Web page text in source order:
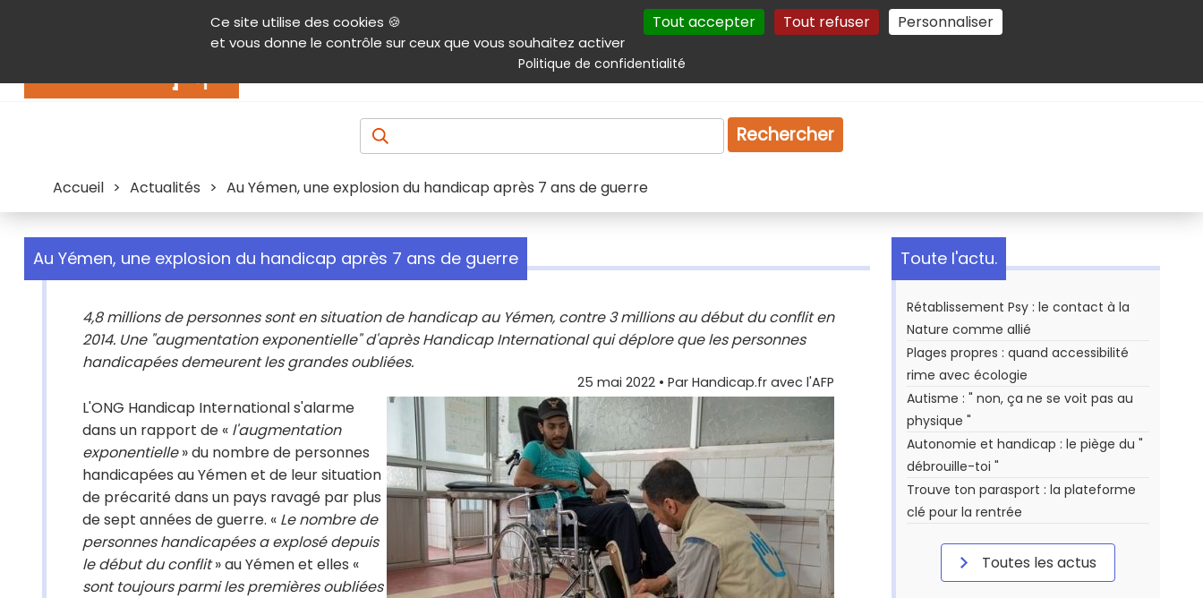
Ce site utilise des cookies 🍪
et vous donne le contrôle sur ceux que vous souhaitez activer
Tout accepter Tout refuser Personnaliser
Politique de confidentialité
Contenu Aide et accessibilité Menu principal Autres services Plan du site Gestion des cookies
Produits & services Emploi Droit
Rechercher
Accueil > Actualités > Au Yémen, une explosion du handicap après 7 ans de guerre
Au Yémen, une explosion du handicap après 7 ans de guerre
4,8 millions de personnes sont en situation de handicap au Yémen, contre 3 millions au début du conflit en
2014. Une "augmentation exponentielle" d'après Handicap International qui déplore que les personnes
handicapées demeurent les grandes oubliées.
25 mai 2022 • Par Handicap.fr avec l'AFP
L'ONG Handicap International s'alarme
dans un rapport de « l'augmentation
exponentielle» du nombre de personnes
handicapées au Yémen et de leur situation
de précarité dans un pays ravagé par plus
de sept années de guerre. « Le nombre de
personnes handicapées a explosé depuis
le début du conflit» au Yémen et elles «
sont toujours parmi les premières oubliées
Toute l'actu.
Rétablissement Psy : le contact à la
Nature comme allié
Plages propres : quand accessibilité
rime avec écologie
Autisme : " non, ça ne se voit pas au
physique "
Autonomie et handicap : le piège du "
débrouille-toi "
Trouve ton parasport : la plateforme
clé pour la rentrée
Toutes les actus